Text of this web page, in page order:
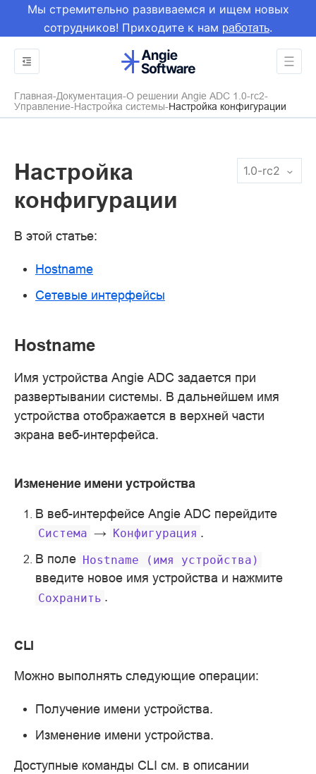
Мы стремительно развиваемся и ищем новых
сотрудников! Приходите к нам работать.
Главная Документация О решении Angie ADC 1.0-rc2
Управление Настройка системы Настройка конфигурации
1.0-rc2
Настройка
конфигурации
В этой статье:
Hostname
Сетевые интерфейсы
Hostname
Имя устройства Angie ADC задается при
развертывании системы. В дальнейшем имя
устройства отображается в верхней части
экрана веб-интерфейса.
Изменение имени устройства
В веб-интерфейсе Angie ADC перейдите
Система → Конфигурация .
В поле Hostname (имя устройства)
введите новое имя устройства и нажмите
Сохранить .
CLI
Можно выполнять следующие операции:
Получение имени устройства.
Изменение имени устройства.
Доступные команды CLI см. в описании